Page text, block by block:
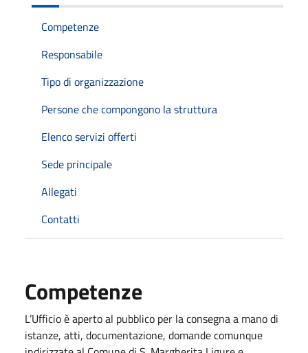
Competenze
Responsabile
Tipo di organizzazione
Persone che compongono la struttura
Elenco servizi offerti
Sede principale
Allegati
Contatti
Competenze
L’Ufficio è aperto al pubblico per la consegna a mano di
istanze, atti, documentazione, domande comunque